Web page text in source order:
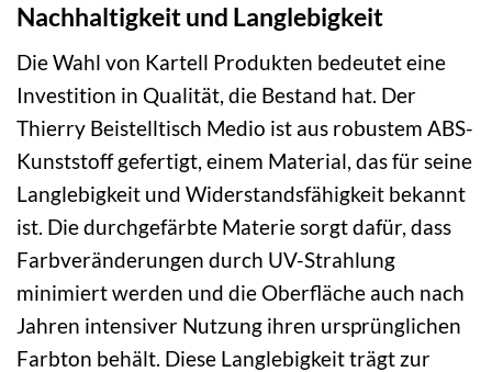
Nachhaltigkeit und Langlebigkeit
Die Wahl von Kartell Produkten bedeutet eine
Investition in Qualität, die Bestand hat. Der
Thierry Beistelltisch Medio ist aus robustem ABS-
Kunststoff gefertigt, einem Material, das für seine
Langlebigkeit und Widerstandsfähigkeit bekannt
ist. Die durchgefärbte Materie sorgt dafür, dass
Farbveränderungen durch UV-Strahlung
minimiert werden und die Oberfläche auch nach
Jahren intensiver Nutzung ihren ursprünglichen
Farbton behält. Diese Langlebigkeit trägt zur